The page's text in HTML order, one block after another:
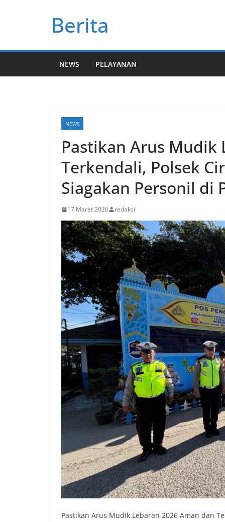
Berita
NEWS PELAYANAN
NEWS
Pastikan Arus Mudik
Terkendali, Polsek
Siagakan Personil di
17 Maret 2026 redaksi
Pastikan Arus Mudik Lebaran 2026 Aman dan